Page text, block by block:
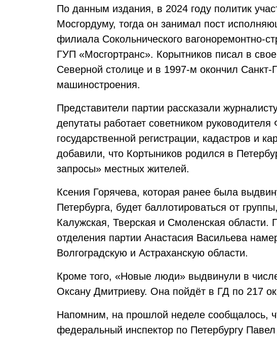
По данным издания, в 2024 году политик
Мосгордуму, тогда он занимал пост
филиала Сокольнического вагоноремонтно-
ГУП «Мосгортранс». Корытников писал в
Северной столице и в 1997-м окончил Санкт-
машиностроения.
Представители партии рассказали
депутаты работает советником
государственной регистрации, кадастров и
добавили, что Кортыников родился в
запросы» местных жителей.
Ксения Горячева, которая ранее была
Петербурга, будет баллотироваться от
Калужская, Тверская и Смоленская области.
отделения партии Анастасия Васильева
Волгоградскую и Астраханскую области.
Кроме того, «Новые люди» выдвинули в
Оксану Дмитриеву. Она пойдёт в ГД по 217
Напомним, на прошлой неделе сообщалось,
федеральный инспектор по Петербургу